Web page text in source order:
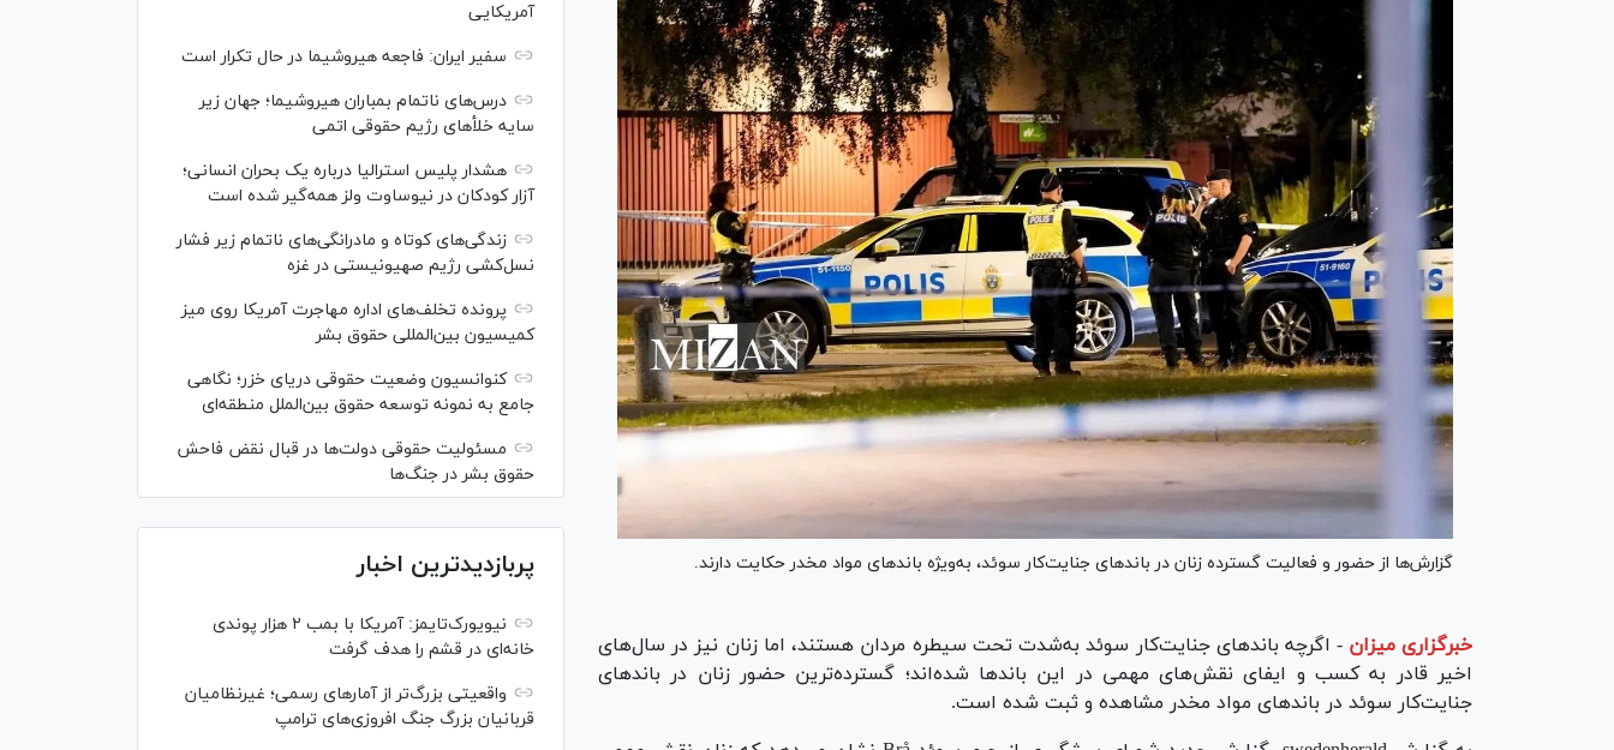
گزارش‌ها از حضور و فعالیت گسترده زنان در باند‌های جنایت‌کار سوئد، به‌ویژه باند‌های مواد مخدر حکایت دارند.
خبرگزاری میزان - اگرچه باند‌های جنایت‌کار سوئد به‌شدت تحت سیطره مردان هستند، اما زنان نیز در سال‌های
اخیر قادر به کسب و ایفای نقش‌های مهمی در این باند‌ها شده‌اند؛ گسترده‌ترین حضور زنان در باند‌های
جنایت‌کار سوئد در باند‌های مواد مخدر مشاهده و ثبت شده است.
آمریکایی
سفیر ایران: فاجعه هیروشیما در حال تکرار است
درس‌های ناتمام بمباران هیروشیما؛ جهان زیر
سایه خلأ‌های رژیم حقوقی اتمی
هشدار پلیس استرالیا درباره یک بحران انسانی؛
آزار کودکان در نیوساوت ولز همه‌گیر شده است
زندگی‌های کوتاه و مادرانگی‌های ناتمام زیر فشار
نسل‌کشی رژیم صهیونیستی در غزه
پرونده تخلف‌های اداره مهاجرت آمریکا روی میز
کمیسیون بین‌المللی حقوق بشر
کنوانسیون وضعیت حقوقی دریای خزر؛ نگاهی
جامع به نمونه توسعه حقوق بین‌الملل منطقه‌ای
مسئولیت حقوقی دولت‌ها در قبال نقض‌ فاحش
حقوق بشر در جنگ‌ها
پربازدیدترین اخبار
نیویورک‌تایمز: آمریکا با بمب ۲ هزار پوندی
خانه‌ای در قشم را هدف گرفت
واقعیتی بزرگ‌تر از آمار‌های رسمی؛ غیرنظامیان
قربانیان بزرگ جنگ افروزی‌های ترامپ